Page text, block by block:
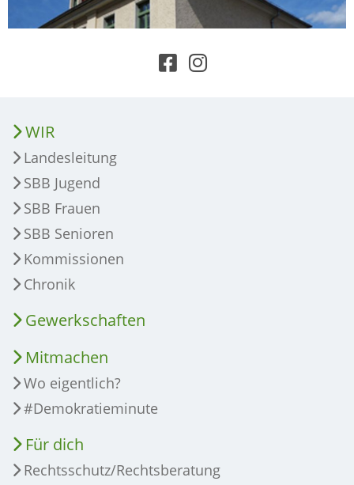
WIR
Landesleitung
SBB Jugend
SBB Frauen
SBB Senioren
Kommissionen
Chronik
Gewerkschaften
Mitmachen
Wo eigentlich?
#Demokratieminute
Für dich
Rechtsschutz/Rechtsberatung